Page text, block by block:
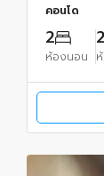
คอนโด
2
ห้องนอน
2